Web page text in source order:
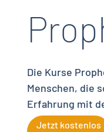
Die Kurse
Menschen, die
Erfahrung mit
Jetzt kostenlos